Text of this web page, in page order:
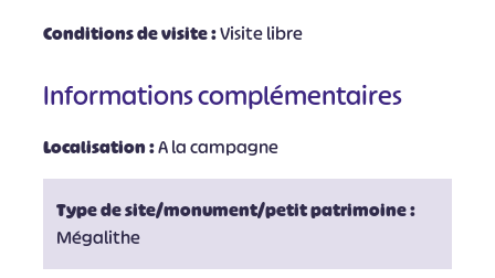
Conditions de visite :Visite libre
Informations complémentaires
Localisation :A la campagne
Type de site/monument/petit patrimoine :
Mégalithe